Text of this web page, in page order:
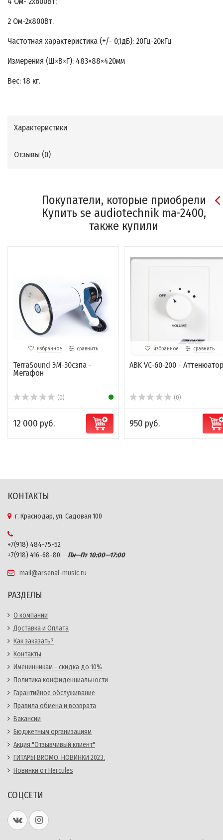
2 Ом-2х800Вт.
Частотная характеристика (+/- 0,1дБ): 20Гц-20кГц
Измерения (Ш×В×Г): 483×88×420мм
Вес: 18 кг.
Характеристики
Отзывы (0)
Покупатели, которые приобрели
Купить se audiotechnik ma-2400,
также купили
избранное сравнить
TerraSound ЭМ-30сзпа -
Мегафон
(0)
12 000 руб.
избранное сравнить
ABK VC-60-200 - Аттенюатор
(0)
950 руб.
КОНТАКТЫ
г. Краснодар, ул. Садовая 100
+7(918) 484-75-52
+7(918) 416-68-80
Пн—Пт 10:00—17:00
mail@arsenal-music.ru
РАЗДЕЛЫ
О компании
Доставка и Оплата
Как заказать?
Контакты
Именинникам - скидка до 10%
Политика конфиденциальности
Гарантийное обслуживание
Правила обмена и возврата
Вакансии
Бюджетным организациям
Акция "Отзывчивый клиент"
ГИТАРЫ BROMO. НОВИНКИ 2023.
Новинки от Hercules
СОЦСЕТИ